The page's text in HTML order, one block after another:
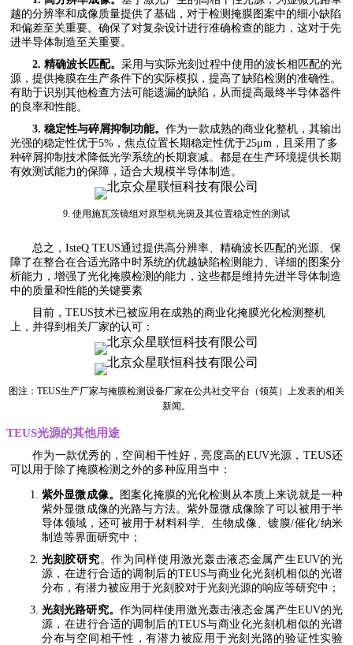
越的分辨率和成像质量提供了基础，对于检测掩膜图案中的细小缺陷
和偏差至关重要。确保了对复杂设计进行准确检查的能力，这对于先
进半导体制造至关重要。
2. 精确波长匹配。 采用与实际光刻过程中使用的波长相匹配的光
源，提供掩膜在生产条件下的实际模拟，提高了缺陷检测的准确性。
有助于识别其他检查方法可能遗漏的缺陷，从而提高最终半导体器件
的良率和性能。
3. 稳定性与碎屑抑制功能。 作为一款成熟的商业化整机，其输出
光强的稳定性优于5%，焦点位置长期稳定性优于25μm，且采用了多
种碎屑抑制技术降低光学系统的长期衰减。都是在生产环境提供长期
有效测试能力的保障，适合大规模半导体制造。
9. 使用施瓦茨镜组对原型机光斑及其位置稳定性的测试
总之，IsteQ TEUS通过提供高分辨率、精确波长匹配的光源、保
障了在整合在合适光路中时系统的优越缺陷检测能力、详细的图案分
析能力，增强了光化掩膜检测的能力，这些都是维持先进半导体制造
中的质量和性能的关键要素
目前，TEUS技术已被应用在成熟的商业化掩膜光化检测整机
上，并得到相关厂家的认可：
图注：TEUS生产厂家与掩膜检测设备厂家在公共社交平台（领英）上发表的相关
新闻。
TEUS光源的其他用途
作为一款优秀的，空间相干性好，亮度高的EUV光源，TEUS还
可以用于除了掩膜检测之外的多种应用当中：
紫外显微成像。 图案化掩膜的光化检测从本质上来说就是一种
紫外显微成像的光路与方法。紫外显微成像除了可以被用于半
导体领域，还可被用于材料科学、生物成像、镀膜/催化/纳米
制造等界面研究中；
光刻胶研究 。作为同样使用激光轰击液态金属产生EUV的光
源，在进行合适的调制后的TEUS与商业化光刻机相似的光谱
分布，有潜力被应用于光刻胶对于光刻光源的响应等研究中；
光刻光路研究。 作为同样使用激光轰击液态金属产生EUV的光
源，在进行合适的调制后的TEUS与商业化光刻机相似的光谱
分布与空间相干性，有潜力被应用于光刻光路的验证性实验